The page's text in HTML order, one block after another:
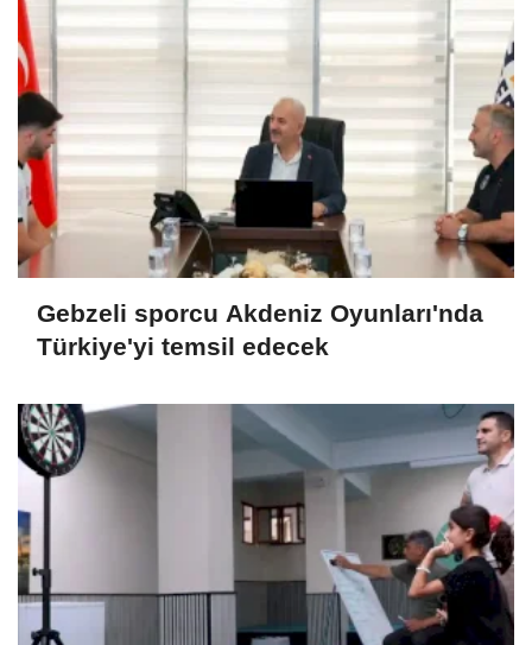
Gebzeli sporcu Akdeniz Oyunları'nda
Türkiye'yi temsil edecek